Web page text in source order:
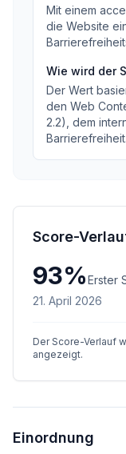
Mit einem
die Website
Wie wird der
Der Wert
den Web
2.2), dem
Barrierefreiheit.
Score-
93%Erster
21. April 2026
Der Score-Verlauf
angezeigt.
Einordnung